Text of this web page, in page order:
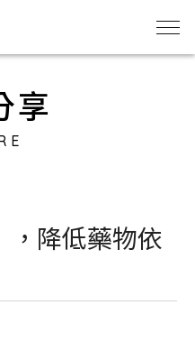
享
，降低藥物依